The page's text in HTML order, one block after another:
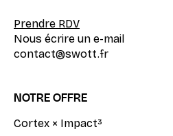
Prendre RDV
Nous écrire un e-mail
contact@swott.fr
NOTRE OFFRE
Cortex × Impact³